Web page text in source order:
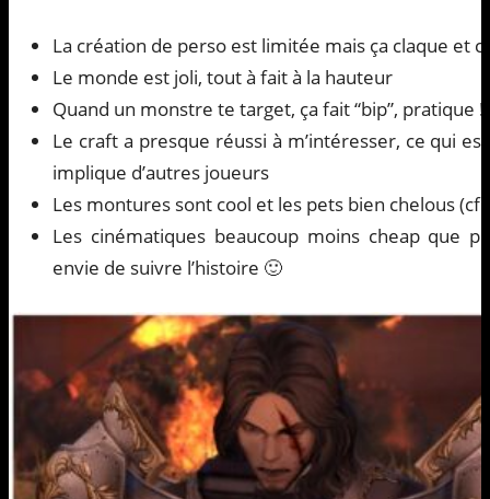
La création de perso est limitée mais ça claque et
Le monde est joli, tout à fait à la hauteur
Quand un monstre te target, ça fait “bip”, pratique !
Le craft a presque réussi à m’intéresser, ce qui
implique d’autres joueurs
Les montures sont cool et les pets bien chelous
Les cinématiques beaucoup moins cheap que
envie de suivre l’histoire 🙂